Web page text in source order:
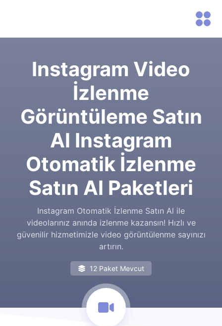
Instagram Video
İzlenme
Görüntüleme Satın
Al Instagram
Otomatik İzlenme
Satın Al Paketleri
Instagram Otomatik İzlenme Satın Al ile
videolarınız anında izlenme kazansın! Hızlı ve
güvenilir hizmetimizle video görüntülenme sayınızı
artırın.
12 Paket Mevcut